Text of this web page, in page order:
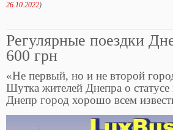
26.10.2022)
Регулярные поездки
600 грн
«Не первый, но и не второй
Шутка жителей Днепра о статусе
Днепр город хорошо всем